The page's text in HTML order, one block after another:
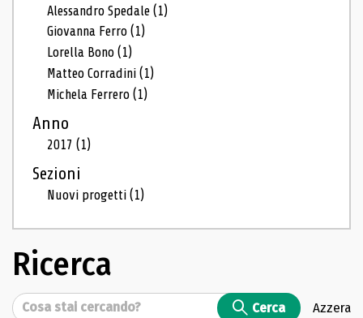
Alessandro Spedale(1)
Giovanna Ferro(1)
Lorella Bono(1)
Matteo Corradini(1)
Michela Ferrero(1)
Anno
2017(1)
Sezioni
Nuovi progetti(1)
Ricerca
Cerca Cerca Azzera